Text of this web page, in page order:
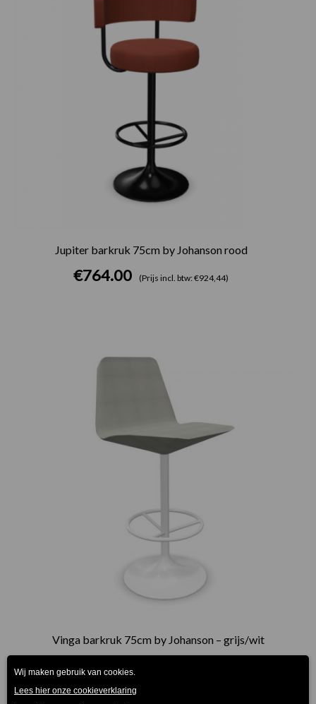
Jupiter barkruk 75cm by Johanson rood
€764.00 (Prijs incl. btw: €924,44)
Vinga barkruk 75cm by Johanson – grijs/wit
€ 739.00